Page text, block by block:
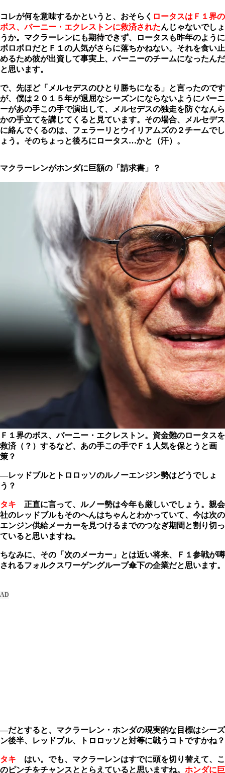
コレが何を意味するかというと、おそらく ロータスはＦ１界の
ボス、バーニー・エクレストンに救済されたんじゃないでしょ
うか。マクラーレンにも期待できず、ロータスも昨年のように
ボロボロだとＦ１の人気がさらに落ちかねない。それを食い止
めるため彼が出資して事実上、バーニーのチームになったんだ
と思います。
で、先ほど「メルセデスのひとり勝ちになる」と言ったのです
が、僕は２０１５年が退屈なシーズンにならないようにバーニ
ーがあの手この手で演出して、メルセデスの独走を防ぐなんら
かの手立てを講じてくると見ています。その場合、メルセデス
に絡んでくるのは、フェラーリとウイリアムズの２チームでし
ょう。そのちょっと後ろにロータス…かと（汗）。
マクラーレンがホンダに巨額の「請求書」？
Ｆ１界のボス、バーニー・エクレストン。資金難のロータスを
救済（？）するなど、あの手この手でＦ１人気を保とうと画
策？
―レッドブルとトロロッソのルノーエンジン勢はどうでしょ
う？
タキ 正直に言って、ルノー勢は今年も厳しいでしょう。親会
社のレッドブルもそのへんはちゃんとわかっていて、今は次の
エンジン供給メーカーを見つけるまでのつなぎ期間と割り切っ
ていると思いますね。
ちなみに、その「次のメーカー」とは近い将来、Ｆ１参戦が噂
されるフォルクスワーゲングループ傘下の企業だと思います。
―だとすると、マクラーレン・ホンダの現実的な目標はシーズ
ン後半、レッドブル、トロロッソと対等に戦うコトですかね？
タキ はい。でも、マクラーレンはすでに頭を切り替えて、こ
のピンチをチャンスととらえていると思いますね。 ホンダに巨